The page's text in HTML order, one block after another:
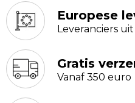
Europese
Leveranciers
Gratis
Vanaf 350 euro